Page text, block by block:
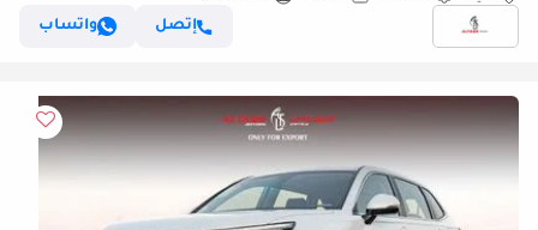
إتصل
واتساب